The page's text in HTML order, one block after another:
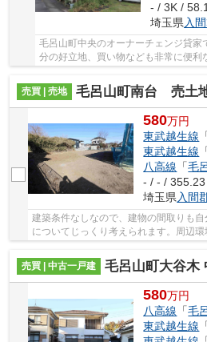
- / 3K /
埼玉県入
毛呂山町中央のオーナーチェンジ貸家
分の好立地、買い物なども非常に便利
売買 | 売地 毛呂山町南台 売土
580万円
東武越生線
東武越生線
八高線 「毛
- / - / 355.23
埼玉県 入間
建築条件なしなので、建物の間取りも
についてじっくり考えられます。周辺
売買 | 中古一戸建
毛呂山町大谷木
580万円
八高線 「毛
東武越生線